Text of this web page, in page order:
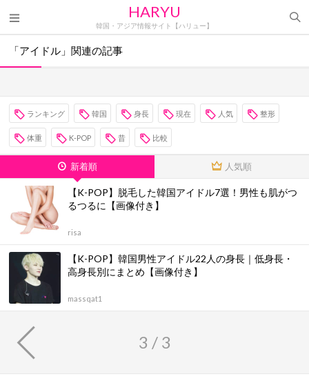
HARYU
韓国・アジア情報サイト【ハリュー】
「アイドル」関連の記事
ランキング 韓国 身長 現在 人気 整形
体重 K-POP 昔 比較
新着順 人気順
【K-POP】脱毛した韓国アイドル7選！男性も肌がつ
るつるに【画像付き】
risa
【K-POP】韓国男性アイドル22人の身長｜低身長・
高身長別にまとめ【画像付き】
massqat1
3 / 3